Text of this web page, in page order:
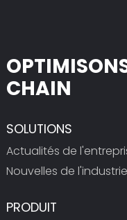
CHAIN
SOLUTIONS
Actualités de
Nouvelles de l'industrie
PRODUIT